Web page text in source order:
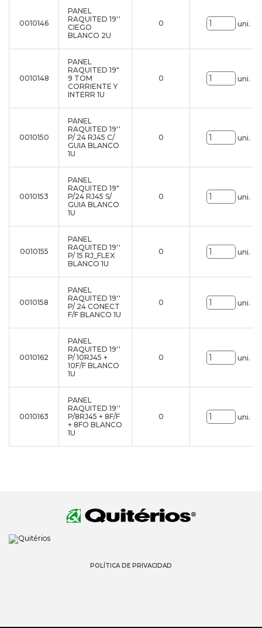
0010146
PANEL
RAQUITED 19''
CIEGO
BLANCO 2U
0 uni.
0010148
PANEL
RAQUITED 19"
9 TOM
CORRIENTE Y
INTERR 1U
0 uni.
0010150
PANEL
RAQUITED 19''
P/ 24 RJ45 C/
GUIA BLANCO
1U
0 uni.
0010153
PANEL
RAQUITED 19"
P/24 RJ45 S/
GUIA BLANCO
1U
0 uni.
0010155
PANEL
RAQUITED 19''
P/ 15 RJ_FLEX
BLANCO 1U
0 uni.
0010158
PANEL
RAQUITED 19''
P/ 24 CONECT
F/F BLANCO 1U
0 uni.
0010162
PANEL
RAQUITED 19''
P/ 10RJ45 +
10F/F BLANCO
1U
0 uni.
0010163
PANEL
RAQUITED 19''
P/8RJ45 + 8F/F
+ 8FO BLANCO
1U
0 uni.
POLÍTICA DE PRIVACIDAD